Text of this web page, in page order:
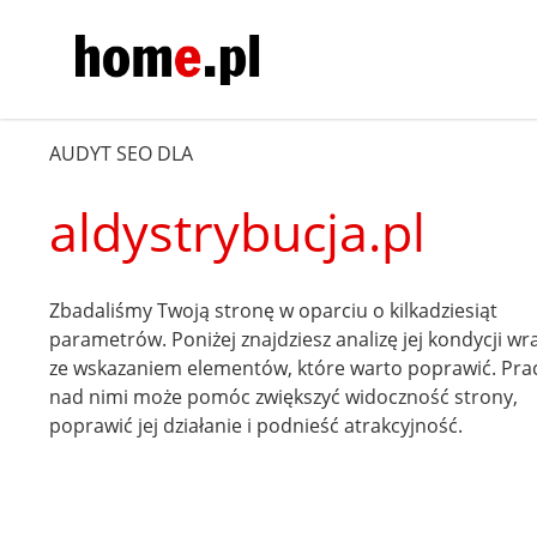
AUDYT SEO DLA
aldystrybucja.pl
Zbadaliśmy Twoją stronę w oparciu o kilkadziesiąt
parametrów. Poniżej znajdziesz analizę jej kondycji
ze wskazaniem elementów, które warto poprawić.
nad nimi może pomóc zwiększyć widoczność strony,
poprawić jej działanie i podnieść atrakcyjność.